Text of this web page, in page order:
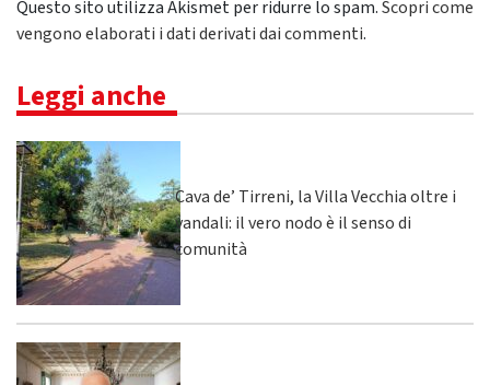
Questo sito utilizza Akismet per ridurre lo spam.Scopri come
vengono elaborati i dati derivati dai commenti.
Leggi anche
Cava de’ Tirreni, la Villa Vecchia oltre i
vandali: il vero nodo è il senso di
comunità